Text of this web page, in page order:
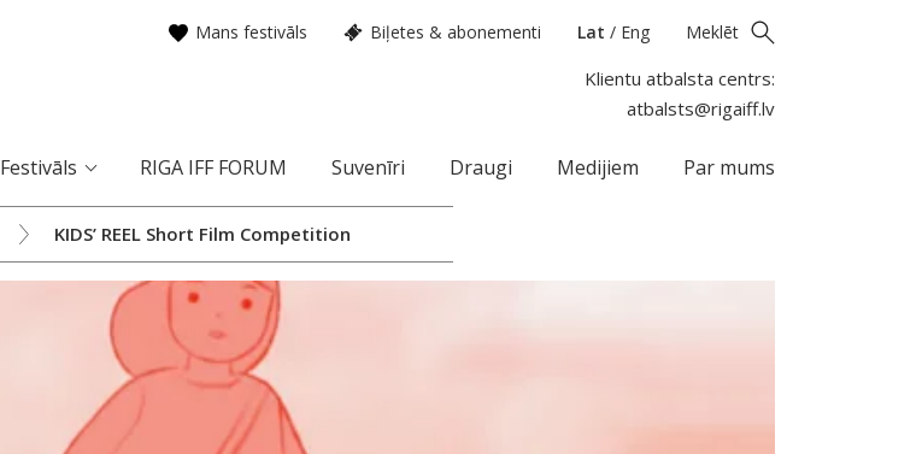
Mans festivāls Biļetes & abonementi Lat / Eng Meklēt
Klientu atbalsta centrs:
atbalsts@rigaiff.lv
Festivāls RIGA IFF FORUM Suvenīri Draugi Medijiem Par mums
KIDS’ REEL Short Film Competition